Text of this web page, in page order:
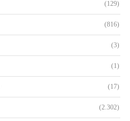
(129)
(816)
(3)
(1)
(17)
(2.302)